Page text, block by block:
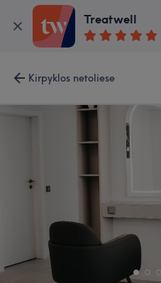
Treatwell
Kirpyklos netoliese